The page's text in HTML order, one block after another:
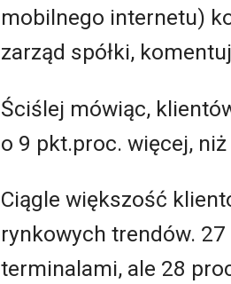
mobilnego internetu)
zarząd spółki,
Ściślej mówiąc,
o 9 pkt.proc. więcej,
Ciągle większość
rynkowych trendów.
terminalami, ale 28